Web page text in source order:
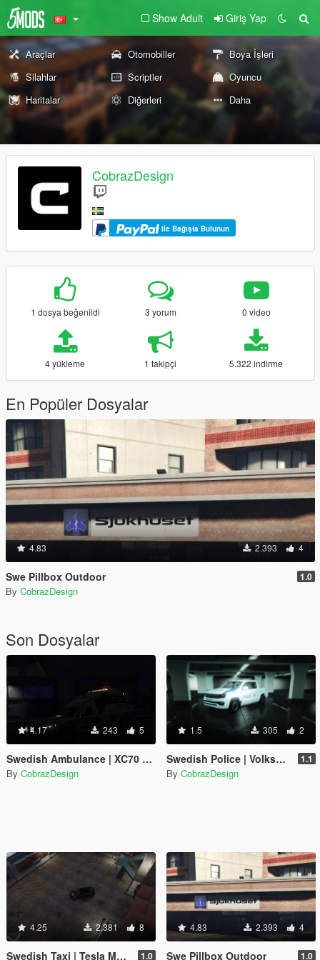
Show Adult Giriş Yap
Araçlar Otomobiller
Boya İşleri
Silahlar
Scriptler
Oyuncu
Haritalar
Diğerleri Daha
CobrazDesign
ile Bağışta Bulunun
1 dosya beğenildi 3 yorum 0 video
4 yükleme 1 takipçi 5.322 indirme
En Popüler Dosyalar
4.83 2.393 4
Swe Pillbox Outdoor 1.0
By CobrazDesign
Son Dosyalar
4.17 243 5
Swedish Ambulance | XC70 Nilsson - Stockholm
By CobrazDesign
1.5 305 2
Swedish Police | Volkswagen Amarok | [Swedish] 1.1
By CobrazDesign
4.25 2.381 8
Swedish Taxi | Tesla Models | Stockholm Taxi 1.0
4.83 2.393 4
Swe Pillbox Outdoor 1.0